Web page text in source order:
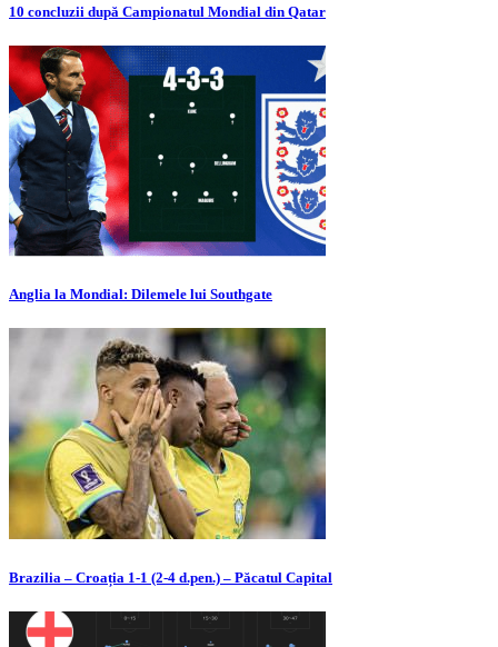
10 concluzii după Campionatul Mondial din Qatar
Anglia la Mondial: Dilemele lui Southgate
Brazilia – Croația 1-1 (2-4 d.pen.) – Păcatul Capital